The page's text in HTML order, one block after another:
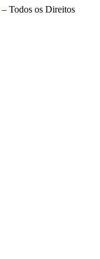
– Todos os Direitos